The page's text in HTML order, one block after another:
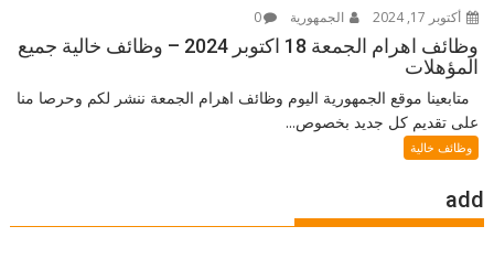
أكتوبر 17, 2024 الجمهورية 0
وظائف اهرام الجمعة 18 اكتوبر 2024 – وظائف خالية جميع
المؤهلات
متابعينا موقع الجمهورية اليوم وظائف اهرام الجمعة ننشر لكم وحرصا منا
على تقديم كل جديد بخصوص...
وظائف خالية
add